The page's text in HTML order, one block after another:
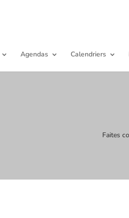
Agendas Calendriers
Faites